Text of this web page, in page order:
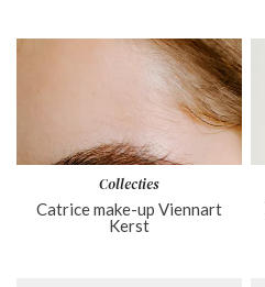
Collecties
Catrice make-up Viennart
Kerst